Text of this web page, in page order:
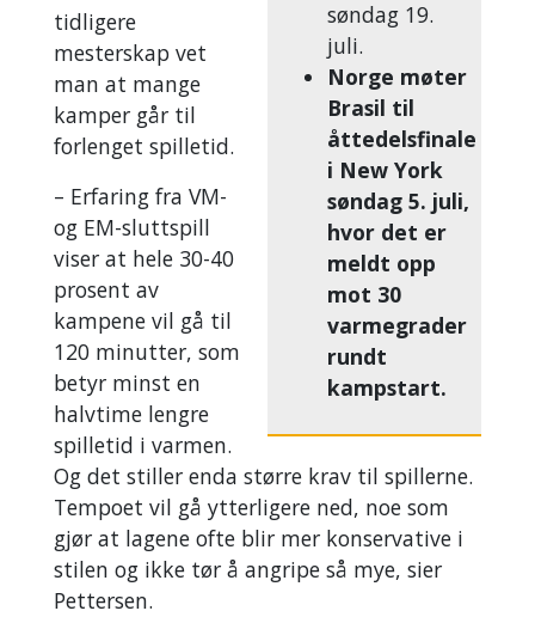
søndag 19.
juli.
Norge møter
Brasil til
åttedelsfinale
i New York
søndag 5. juli,
hvor det er
meldt opp
mot 30
varmegrader
rundt
kampstart.
tidligere
mesterskap vet
man at mange
kamper går til
forlenget spilletid.
– Erfaring fra VM-
og EM-sluttspill
viser at hele 30-40
prosent av
kampene vil gå til
120 minutter, som
betyr minst en
halvtime lengre
spilletid i varmen.
Og det stiller enda større krav til spillerne.
Tempoet vil gå ytterligere ned, noe som
gjør at lagene ofte blir mer konservative i
stilen og ikke tør å angripe så mye, sier
Pettersen.